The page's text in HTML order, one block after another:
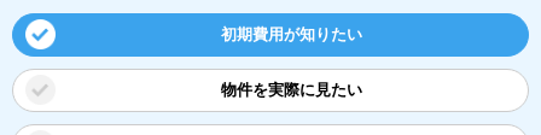
初期費用が知りたい
物件を実際に見たい